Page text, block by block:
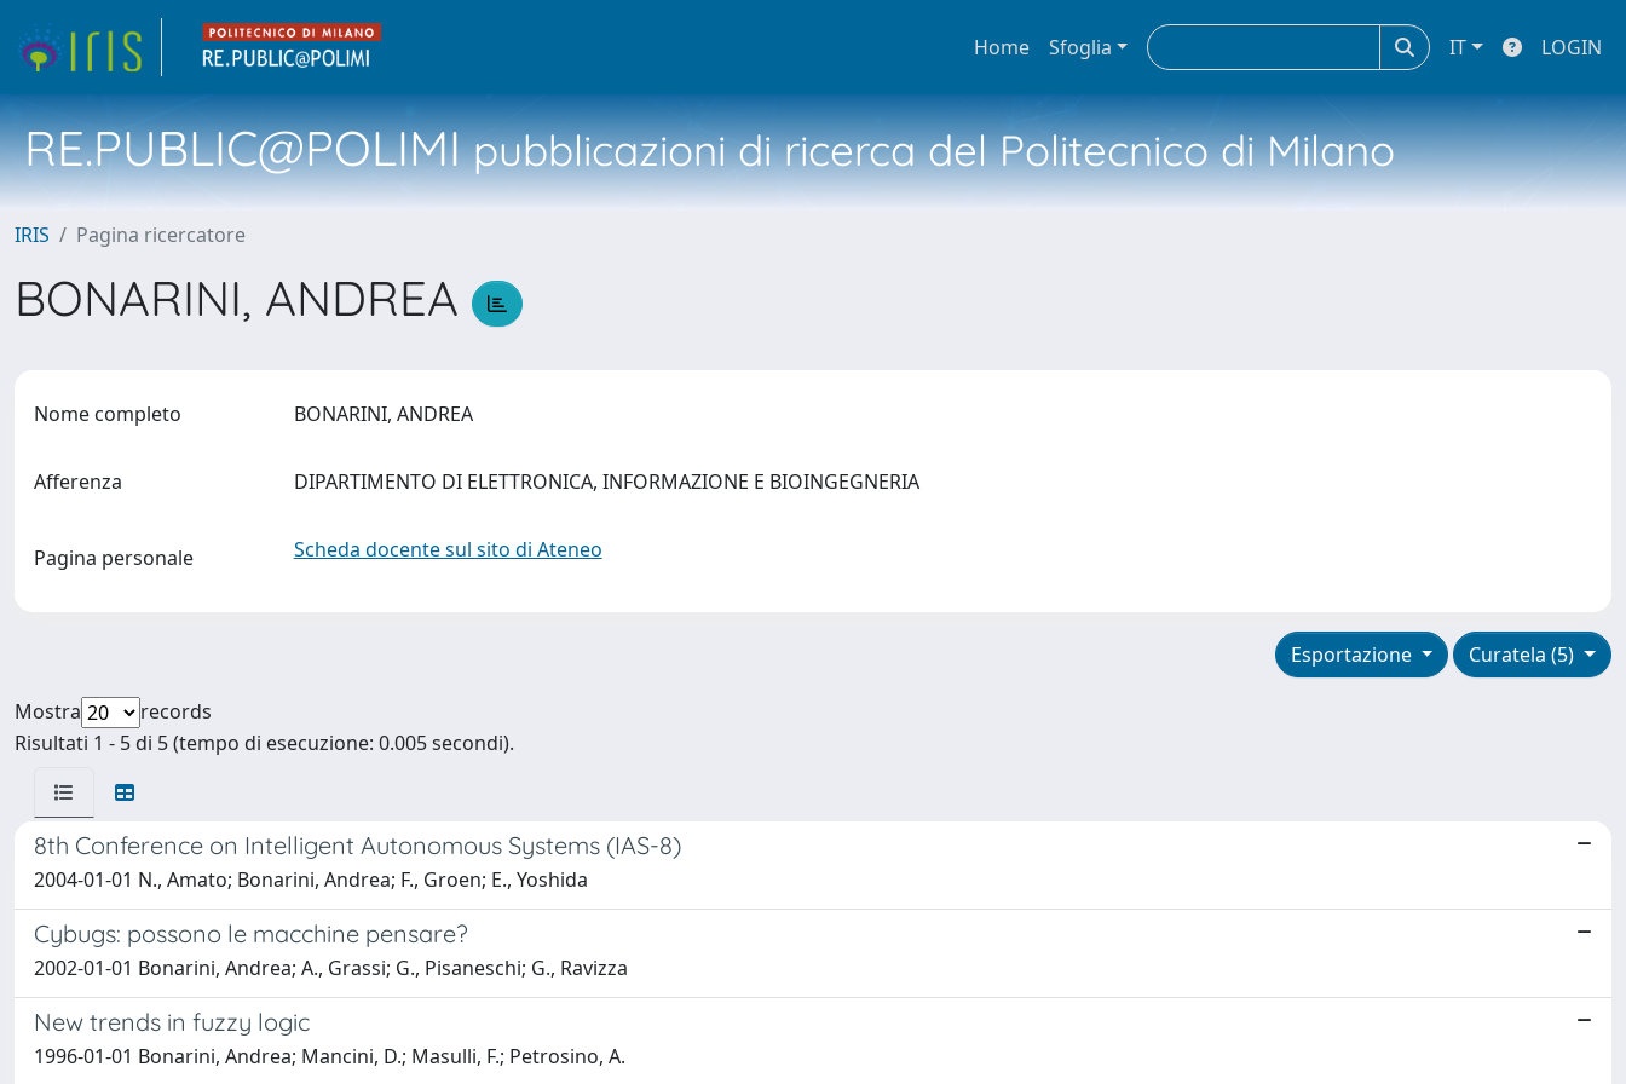
Home Sfoglia IT LOGIN
RE.PUBLIC@POLIMIpubblicazioni di ricerca del Politecnico di Milano
IRIS Pagina ricercatore
BONARINI, ANDREA
Nome completo BONARINI, ANDREA
Afferenza DIPARTIMENTO DI ELETTRONICA, INFORMAZIONE E BIOINGEGNERIA
Pagina personale Scheda docente sul sito di Ateneo
Curatela (5)
Esportazione
Mostra
records
Risultati 1 - 5 di 5 (tempo di esecuzione: 0.005 secondi).
8th Conference on Intelligent Autonomous Systems (IAS-8)
2004-01-01 N., Amato; Bonarini, Andrea; F., Groen; E., Yoshida
Cybugs: possono le macchine pensare?
2002-01-01 Bonarini, Andrea; A., Grassi; G., Pisaneschi; G., Ravizza
New trends in fuzzy logic
1996-01-01 Bonarini, Andrea; Mancini, D.; Masulli, F.; Petrosino, A.